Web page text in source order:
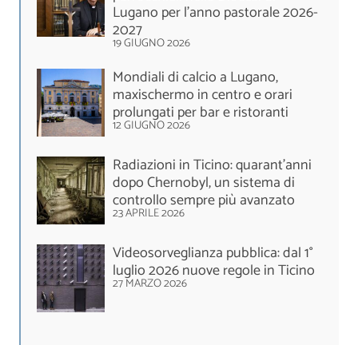
Lugano per l’anno pastorale 2026-
2027
19 GIUGNO 2026
Mondiali di calcio a Lugano,
maxischermo in centro e orari
prolungati per bar e ristoranti
12 GIUGNO 2026
Radiazioni in Ticino: quarant’anni
dopo Chernobyl, un sistema di
controllo sempre più avanzato
23 APRILE 2026
Videosorveglianza pubblica: dal 1°
luglio 2026 nuove regole in Ticino
27 MARZO 2026